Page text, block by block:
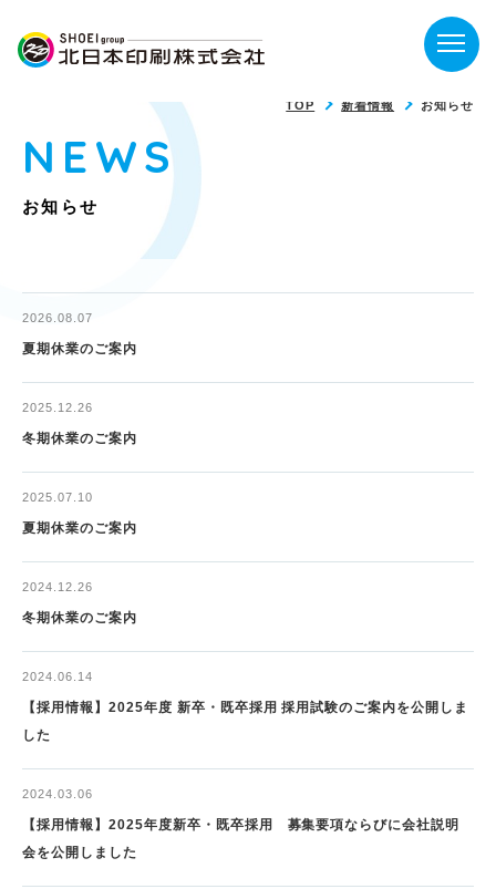
TOP 新着情報 お知らせ
NEWS
お知らせ
2026.08.07
夏期休業のご案内
2025.12.26
冬期休業のご案内
2025.07.10
夏期休業のご案内
2024.12.26
冬期休業のご案内
2024.06.14
【採用情報】2025年度 新卒・既卒採用 採用試験のご案内を公開しま
した
2024.03.06
【採用情報】2025年度新卒・既卒採用 募集要項ならびに会社説明
会を公開しました